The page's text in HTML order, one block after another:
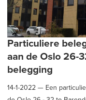
Particuliere
aan de Oslo 26-
belegging
14-1-2022 — Een